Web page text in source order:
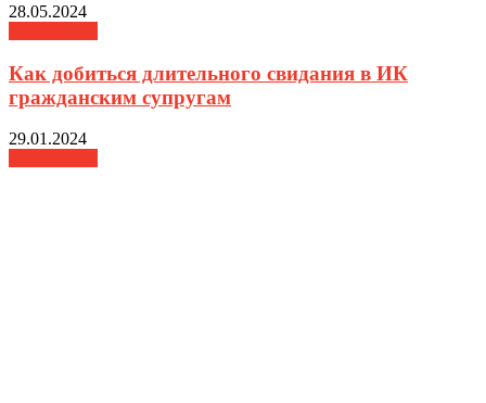
28.05.2024
Как добиться длительного свидания в ИК
гражданским супругам
29.01.2024